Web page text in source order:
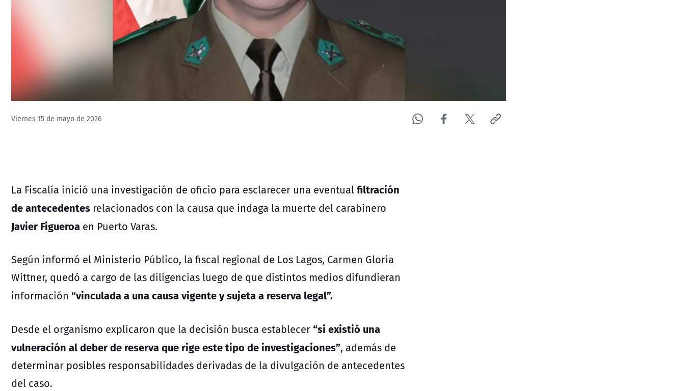
Viernes 15 de mayo de 2026
La Fiscalía inició una investigación de oficio para esclarecer una eventualfiltración
de antecedentes relacionados con la causa que indaga la muerte del carabinero
Javier Figueroa en Puerto Varas.
Según informó el Ministerio Público, la fiscal regional de Los Lagos, Carmen Gloria
Wittner, quedó a cargo de las diligencias luego de que distintos medios difundieran
información “vinculada a una causa vigente y sujeta a reserva legal”.
Desde el organismo explicaron que la decisión busca establecer“si existió una
vulneración al deber de reserva que rige este tipo de investigaciones”, además de
determinar posibles responsabilidades derivadas de la divulgación de antecedentes
del caso.